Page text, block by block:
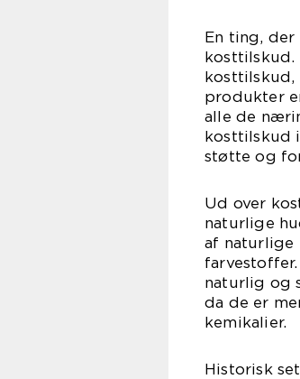
En ting,
kosttilskud,
produkter
alle de
kosttilskud
støtte og
Ud over
naturlige
af naturlige
naturlig og
da de er
kemikalier.
Historisk